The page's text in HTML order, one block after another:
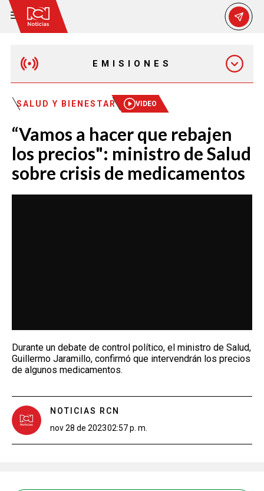
EMISIONES
MAÑANA EXPRESS
EMISIÓN 12:30 PM
EMISIÓN 7:00 PM
SALUD Y BIENESTAR VIDEO
“Vamos a hacer que rebajen
los precios": ministro de Salud
sobre crisis de medicamentos
Durante un debate de control político, el ministro de Salud,
Guillermo Jaramillo, confirmó que intervendrán los precios
de algunos medicamentos.
NOTICIAS RCN
nov 28 de 202302:57 p. m.